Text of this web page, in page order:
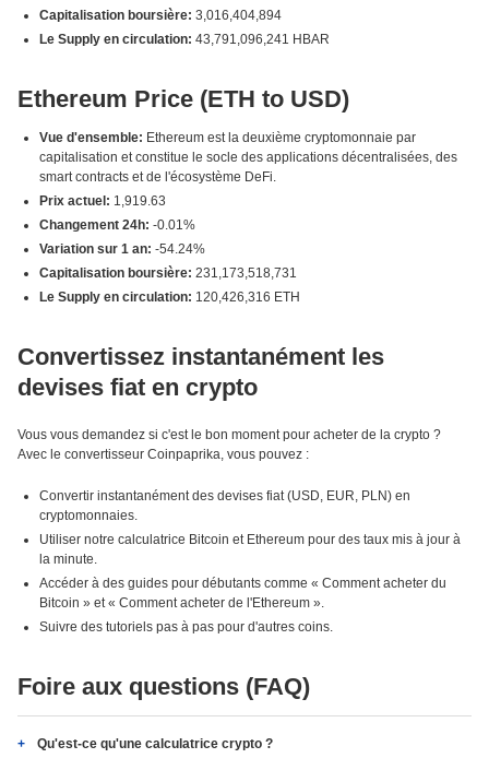
Capitalisation boursière: 3,016,404,894
Le Supply en circulation: 43,791,096,241 HBAR
Ethereum Price (ETH to USD)
Vue d'ensemble: Ethereum est la deuxième cryptomonnaie par
capitalisation et constitue le socle des applications décentralisées, des
smart contracts et de l'écosystème DeFi.
Prix actuel: 1,919.63
Changement 24h: -0.01%
Variation sur 1 an: -54.24%
Capitalisation boursière: 231,173,518,731
Le Supply en circulation: 120,426,316 ETH
Convertissez instantanément les
devises fiat en crypto
Vous vous demandez si c'est le bon moment pour acheter de la crypto ?
Avec le convertisseur Coinpaprika, vous pouvez :
Convertir instantanément des devises fiat (USD, EUR, PLN) en
cryptomonnaies.
Utiliser notre calculatrice Bitcoin et Ethereum pour des taux mis à jour à
la minute.
Accéder à des guides pour débutants comme « Comment acheter du
Bitcoin » et « Comment acheter de l'Ethereum ».
Suivre des tutoriels pas à pas pour d'autres coins.
Foire aux questions (FAQ)
Qu'est-ce qu'une calculatrice crypto ?